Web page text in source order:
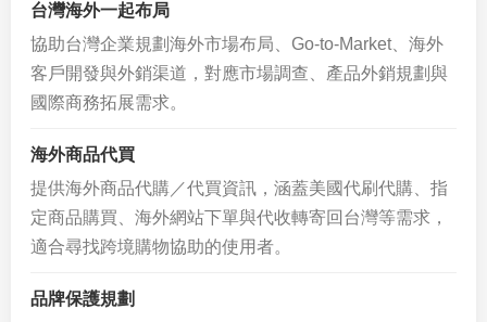
台灣海外一起布局
協助台灣企業規劃海外市場布局、Go-to-Market、海外
客戶開發與外銷渠道，對應市場調查、產品外銷規劃與
國際商務拓展需求。
海外商品代買
提供海外商品代購／代買資訊，涵蓋美國代刷代購、指
定商品購買、海外網站下單與代收轉寄回台灣等需求，
適合尋找跨境購物協助的使用者。
品牌保護規劃